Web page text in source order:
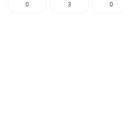
0 3 0